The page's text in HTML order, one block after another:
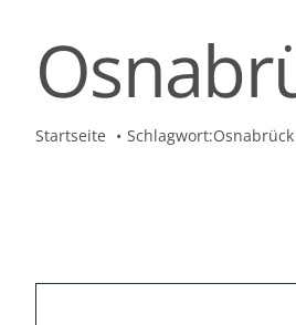
Startseite Schlagwort:Osnabrück